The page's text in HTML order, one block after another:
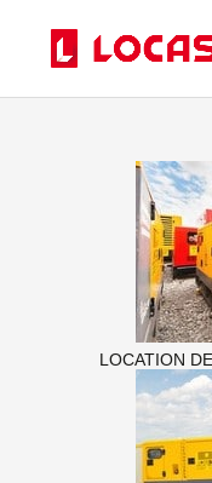
LOCATION